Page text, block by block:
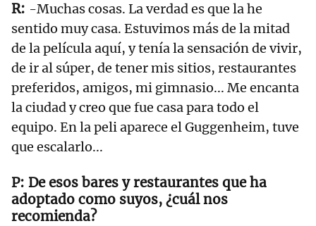
-Muchas cosas. La verdad es que la he
sentido muy casa. Estuvimos más de la mitad
de la película aquí, y tenía la sensación de vivir,
de ir al súper, de tener mis sitios, restaurantes
preferidos, amigos, mi gimnasio... Me encanta
la ciudad y creo que fue casa para todo el
equipo. En la peli aparece el Guggenheim, tuve
que escalarlo...
De esos bares y restaurantes que ha
adoptado como suyos, ¿cuál nos
recomienda?